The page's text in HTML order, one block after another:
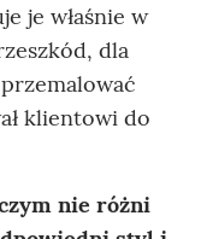
je właśnie w
dla
klientowi do
nie różni